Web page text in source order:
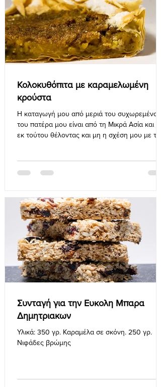
Κολοκυθόπιτα με καραμελωμένη
κρούστα
Η καταγωγή μου από μεριά του συχωρεμένου
του πατέρα μου είναι από τη Μικρά Ασία και ως
εκ τούτου θέλοντας και μη η σχέση μου με την
Συνταγή για την Ευκολη Μπαρα
Δημητριακων
Υλικά: 350 γρ. Καραμέλα σε σκόνη. 250 γρ.
Νιφάδες βρώμης